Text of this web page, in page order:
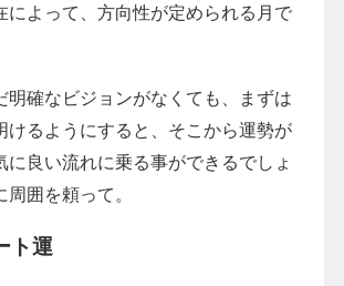
によって、方向性が定められる月で
明確なビジョンがなくても、まずは
けるようにすると、そこから運勢が
に良い流れに乗る事ができるでしょ
囲を頼って。
ト運